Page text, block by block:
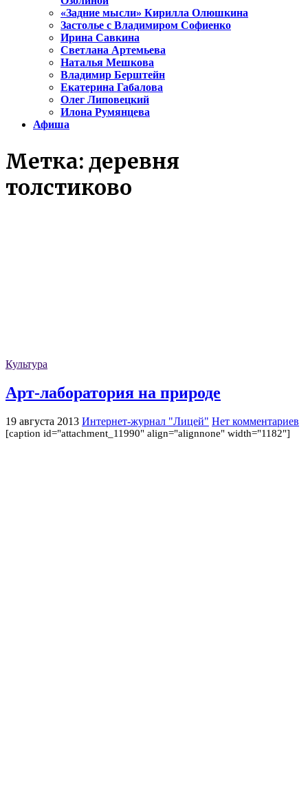
«Задние мысли» Кирилла Олюшкина
Застолье с Владимиром Софиенко
Ирина Савкина
Светлана Артемьева
Наталья Мешкова
Владимир Берштейн
Екатерина Габалова
Олег Липовецкий
Илона Румянцева
Афиша
Метка: деревня
толстиково
Культура
Арт-лаборатория на природе
19 августа 2013 Интернет-журнал "Лицей" Нет комментариев
[caption id="attachment_11990" align="alignnone" width="1182"]